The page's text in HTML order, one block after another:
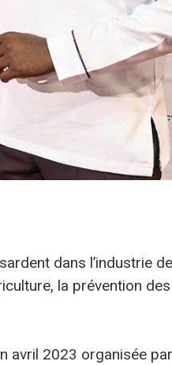
dans l’industrie de
la prévention des
avril 2023 organisée par